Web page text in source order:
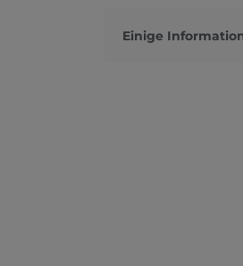
Wenn Sie die
Einige